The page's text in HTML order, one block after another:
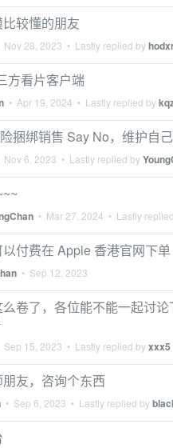
较懂的朋友
Nov 28, 2023 • Lastly replied by
方看片客户端
• Apr 19, 2024 • Lastly replied by
捆绑销售 Say No，维护自
Nov 6, 2023 • Lastly replied by
• Mar 27, 2024 • Lastly
付费在 Apple 香港官网下单
• Sep 12, 2023
卷了，各位能不能一起讨
Sep 15, 2023 • Lastly replied byxxx5
友，咨询个东西
• Sep 6, 2023 • Lastly replied by